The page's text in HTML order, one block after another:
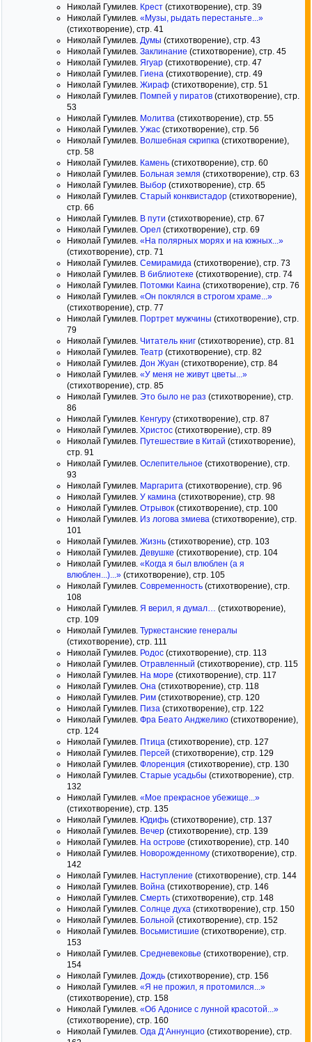
Николай Гумилев. Крест (стихотворение), стр. 39
Николай Гумилев. «Музы, рыдать перестаньте...»
(стихотворение), стр. 41
Николай Гумилев. Думы (стихотворение), стр. 43
Николай Гумилев. Заклинание (стихотворение), стр. 45
Николай Гумилев. Ягуар (стихотворение), стр. 47
Николай Гумилев. Гиена (стихотворение), стр. 49
Николай Гумилев. Жираф (стихотворение), стр. 51
Николай Гумилев. Помпей у пиратов (стихотворение), стр.
53
Николай Гумилев. Молитва (стихотворение), стр. 55
Николай Гумилев. Ужас (стихотворение), стр. 56
Николай Гумилев. Волшебная скрипка (стихотворение),
стр. 58
Николай Гумилев. Камень (стихотворение), стр. 60
Николай Гумилев. Больная земля (стихотворение), стр. 63
Николай Гумилев. Выбор (стихотворение), стр. 65
Николай Гумилев. Старый конквистадор (стихотворение),
стр. 66
Николай Гумилев. В пути (стихотворение), стр. 67
Николай Гумилев. Орел (стихотворение), стр. 69
Николай Гумилев. «На полярных морях и на южных...»
(стихотворение), стр. 71
Николай Гумилев. Семирамида (стихотворение), стр. 73
Николай Гумилев. В библиотеке (стихотворение), стр. 74
Николай Гумилев. Потомки Каина (стихотворение), стр. 76
Николай Гумилев. «Он поклялся в строгом храме...»
(стихотворение), стр. 77
Николай Гумилев. Портрет мужчины (стихотворение), стр.
79
Николай Гумилев. Читатель книг (стихотворение), стр. 81
Николай Гумилев. Театр (стихотворение), стр. 82
Николай Гумилев. Дон Жуан (стихотворение), стр. 84
Николай Гумилев. «У меня не живут цветы...»
(стихотворение), стр. 85
Николай Гумилев. Это было не раз (стихотворение), стр.
86
Николай Гумилев. Кенгуру (стихотворение), стр. 87
Николай Гумилев. Христос (стихотворение), стр. 89
Николай Гумилев. Путешествие в Китай (стихотворение),
стр. 91
Николай Гумилев. Ослепительное (стихотворение), стр.
93
Николай Гумилев. Маргарита (стихотворение), стр. 96
Николай Гумилев. У камина (стихотворение), стр. 98
Николай Гумилев. Отрывок (стихотворение), стр. 100
Николай Гумилев. Из логова змиева (стихотворение), стр.
101
Николай Гумилев. Жизнь (стихотворение), стр. 103
Николай Гумилев. Девушке (стихотворение), стр. 104
Николай Гумилев. «Когда я был влюблен (а я
влюблен...)...» (стихотворение), стр. 105
Николай Гумилев. Современность (стихотворение), стр.
108
Николай Гумилев. Я верил, я думал… (стихотворение),
стр. 109
Николай Гумилев. Туркестанские генералы
(стихотворение), стр. 111
Николай Гумилев. Родос (стихотворение), стр. 113
Николай Гумилев. Отравленный (стихотворение), стр. 115
Николай Гумилев. На море (стихотворение), стр. 117
Николай Гумилев. Она (стихотворение), стр. 118
Николай Гумилев. Рим (стихотворение), стр. 120
Николай Гумилев. Пиза (стихотворение), стр. 122
Николай Гумилев. Фра Беато Анджелико (стихотворение),
стр. 124
Николай Гумилев. Птица (стихотворение), стр. 127
Николай Гумилев. Персей (стихотворение), стр. 129
Николай Гумилев. Флоренция (стихотворение), стр. 130
Николай Гумилев. Старые усадьбы (стихотворение), стр.
132
Николай Гумилев. «Мое прекрасное убежище...»
(стихотворение), стр. 135
Николай Гумилев. Юдифь (стихотворение), стр. 137
Николай Гумилев. Вечер (стихотворение), стр. 139
Николай Гумилев. На острове (стихотворение), стр. 140
Николай Гумилев. Новорожденному (стихотворение), стр.
142
Николай Гумилев. Наступление (стихотворение), стр. 144
Николай Гумилев. Война (стихотворение), стр. 146
Николай Гумилев. Смерть (стихотворение), стр. 148
Николай Гумилев. Солнце духа (стихотворение), стр. 150
Николай Гумилев. Больной (стихотворение), стр. 152
Николай Гумилев. Восьмистишие (стихотворение), стр.
153
Николай Гумилев. Средневековье (стихотворение), стр.
154
Николай Гумилев. Дождь (стихотворение), стр. 156
Николай Гумилев. «Я не прожил, я протомился...»
(стихотворение), стр. 158
Николай Гумилев. «Об Адонисе с лунной красотой...»
(стихотворение), стр. 160
Николай Гумилев. Ода Д’Аннунцио (стихотворение), стр.